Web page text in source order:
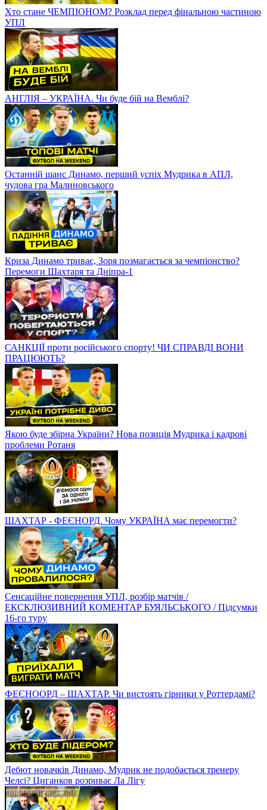
Хто стане ЧЕМПІОНОМ? Розклад перед фінальною частиною
УПЛ
АНГЛІЯ – УКРАЇНА. Чи буде бій на Вемблі?
Останній шанс Динамо, перший успіх Мудрика в АПЛ,
чудова гра Малиновського
Криза Динамо триває, Зоря позмагається за чемпіонство?
Перемоги Шахтаря та Дніпра-1
САНКЦІЇ проти російського спорту! ЧИ СПРАВДІ ВОНИ
ПРАЦЮЮТЬ?
Якою буде збірна України? Нова позиція Мудрика і кадрові
проблеми Ротаня
ШАХТАР - ФЕЄНОРД. Чому УКРАЇНА має перемогти?
Сенсаційне повернення УПЛ, розбір матчів /
ЕКСКЛЮЗИВНИЙ КОМЕНТАР БУЯЛЬСЬКОГО / Підсумки
16-го туру
ФЕЄНООРД – ШАХТАР. Чи вистоять гірники у Роттердамі?
Дебют новачків Динамо, Мудрик не подобається тренеру
Челсі? Циганков розриває Ла Лігу